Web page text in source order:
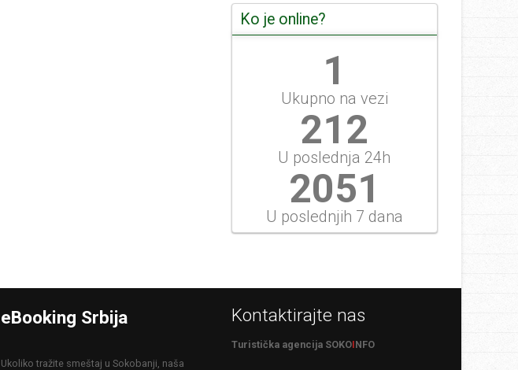
Ko je online?
1
Ukupno na vezi
236
U poslednja 24h
2279
U poslednjih 7 dana
eBooking Srbija
Ukoliko tražite smeštaj u Sokobanji, naša
Kontaktirajte nas
Turistička agencija SOKOINFO